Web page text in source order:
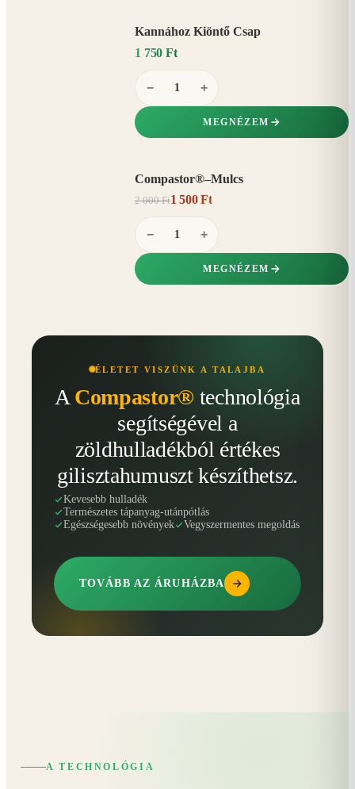
Kannához Kiöntő Csap
1 750 Ft
− +
MEGNÉZEM
Compastor®–Mulcs
2 000 Ft1 500 Ft
− +
MEGNÉZEM
ÉLETET VISZÜNK A TALAJBA
A Compastor® technológia
segítségével a
zöldhulladékból értékes
gilisztahumuszt készíthetsz.
Kevesebb hulladék
Természetes tápanyag-utánpótlás
Egészségesebb növények
Vegyszermentes megoldás
TOVÁBB AZ ÁRUHÁZBA
A TECHNOLÓGIA